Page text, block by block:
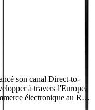
son canal Direct-to-
à travers l'Europe.
électronique au R…